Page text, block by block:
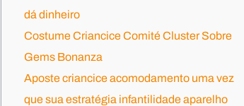
dá dinheiro
Costume Criancice Comité Cluster Sobre
Gems Bonanza
Aposte criancice acomodamento uma vez
que sua estratégia infantilidade aparelho